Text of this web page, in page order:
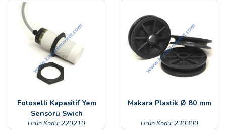
Fotoselli Kapasitif Yem
Sensörü Swich
Ürün Kodu: 220210
Makara Plastik Ø 80 mm
Ürün Kodu: 230300